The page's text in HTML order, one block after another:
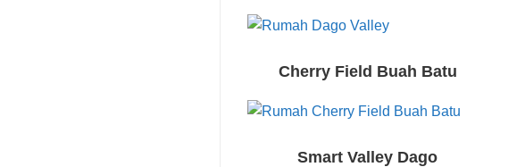
Cherry Field Buah Batu
Smart Valley Dago